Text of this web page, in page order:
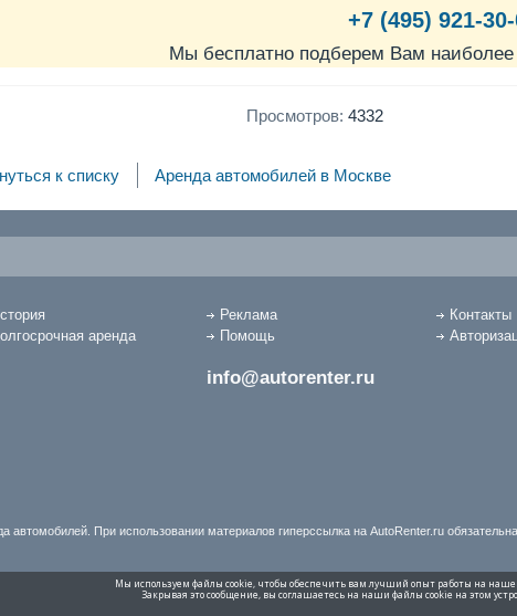
+7 (495) 921-
Мы бесплатно подберем Вам
Просмотров: 4332
к списку Аренда автомобилей в Москве
Реклама
Контакты
аренда Помощь
info@autorenter.ru
При использовании материалов гиперссылка на AutoRenter.ru обязательна.
Мы используем файлы cookie, чтобы обеспечить вам лучший опыт работы на
Закрывая это сообщение, вы соглашаетесь на наши файлы cookie на этом